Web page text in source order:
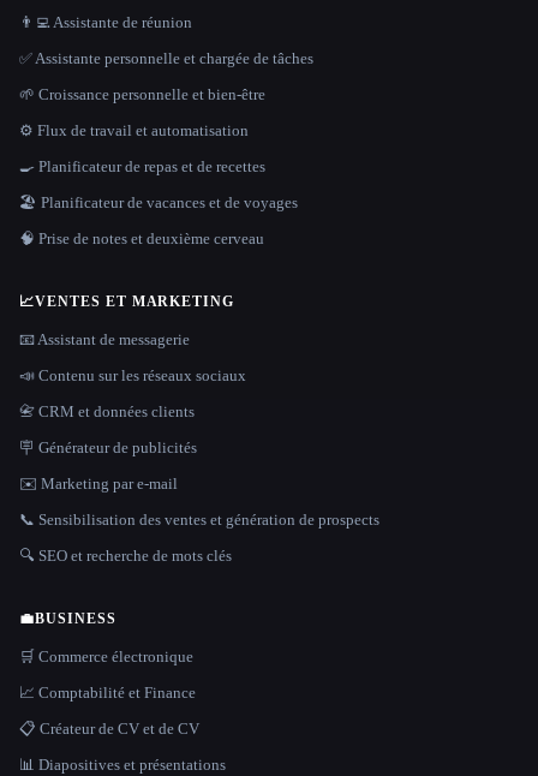
👨‍💻 Assistante de réunion
✅ Assistante personnelle et chargée de tâches
🌱 Croissance personnelle et bien-être
⚙️ Flux de travail et automatisation
🍳 Planificateur de repas et de recettes
🏖 Planificateur de vacances et de voyages
🧠 Prise de notes et deuxième cerveau
📈VENTES ET MARKETING
📧 Assistant de messagerie
📣 Contenu sur les réseaux sociaux
📇 CRM et données clients
🪧 Générateur de publicités
✉️ Marketing par e-mail
📞 Sensibilisation des ventes et génération de prospects
🔍 SEO et recherche de mots clés
💼BUSINESS
🛒 Commerce électronique
📈 Comptabilité et Finance
📋 Créateur de CV et de CV
📊 Diapositives et présentations